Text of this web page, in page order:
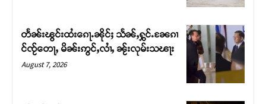
Donate Now
တႅၼ်းၽွင်းထႆးၵေႃႉၼိုင်ႈ သႅၼ်ႇႁွင်ႉၼႄၵၢ
င်ၸႂ်တေႃႇ မိၼ်းဢွင်ႇလၢႆႇ ၼႂ်းလုမ်းသၽႃး
August 7, 2026